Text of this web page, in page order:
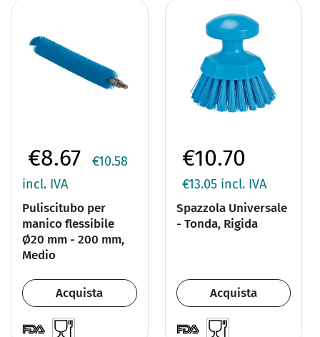
€8.67
€10.58
incl. IVA
Puliscitubo per
manico flessibile
Ø20 mm - 200 mm,
Medio
Acquista
€10.70
€13.05incl. IVA
Spazzola Universale
- Tonda, Rigida
Acquista